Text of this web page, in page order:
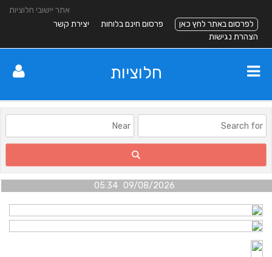
אתר יישובי חלוציות
לפרסום באתר לחץ כאן
פרסום חינם בלוחות
יצירת קשר
הצהרת נגישות
חלוציות
09/08/2026 05:34